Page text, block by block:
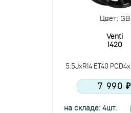
Цвет: GB
Venti
1420
5.5JxR14 ET40
7 990 ₽
на складе: 4шт.